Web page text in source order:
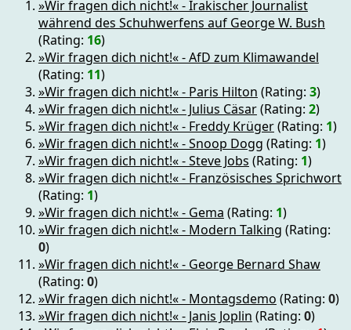
»Wir fragen dich nicht!« - Irakischer Journalist
während des Schuhwerfens auf George W. Bush
(Rating: 16)
»Wir fragen dich nicht!« - AfD zum Klimawandel
(Rating: 11)
»Wir fragen dich nicht!« - Paris Hilton (Rating: 3)
»Wir fragen dich nicht!« - Julius Cäsar(Rating: 2)
»Wir fragen dich nicht!« - Freddy Krüger(Rating: 1)
»Wir fragen dich nicht!« - Snoop Dogg (Rating: 1)
»Wir fragen dich nicht!« - Steve Jobs (Rating: 1)
»Wir fragen dich nicht!« - Französisches Sprichwort
(Rating: 1)
»Wir fragen dich nicht!« - Gema (Rating: 1)
»Wir fragen dich nicht!« - Modern Talking (Rating:
0)
»Wir fragen dich nicht!« - George Bernard Shaw
(Rating: 0)
»Wir fragen dich nicht!« - Montagsdemo (Rating: 0)
»Wir fragen dich nicht!« - Janis Joplin (Rating: 0)